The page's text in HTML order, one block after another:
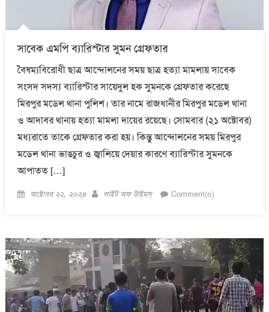
সাবেক এমপি ব্যারিস্টার সুমন গ্রেফতার
বৈষম্যবিরোধী ছাত্র আন্দোলনের সময় ছাত্র হত্যা মামলায় সাবেক
সংসদ সদস্য ব্যারিস্টার সায়েদুল হক সুমনকে গ্রেফতার করেছে
মিরপুর মডেল থানা পুলিশ। তার নামে রাজধানীর মিরপুর মডেল থানা
ও আদাবর থানায় হত্যা মামলা দায়ের রয়েছে। সোমবার (২১ অক্টোবর)
মধ্যরাতে তাকে গ্রেফতার করা হয়। কিন্তু আন্দোলনের সময় মিরপুর
মডেল থানা ভাঙচুর ও জ্বালিয়ে দেয়ার কারণে ব্যারিস্টার সুমনকে
আপাতত […]
Posted
অক্টোবর ২২, ২০২৪ Author
লাইট অফ টাইমস্ Comment(০)